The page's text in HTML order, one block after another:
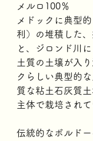
メルロ100％
メドックに典型
利）の堆積した
と、ジロンド川
土質の土壌が入
クらしい典型的
質な粘土石灰質
主体で栽培されて
伝統的なボルド